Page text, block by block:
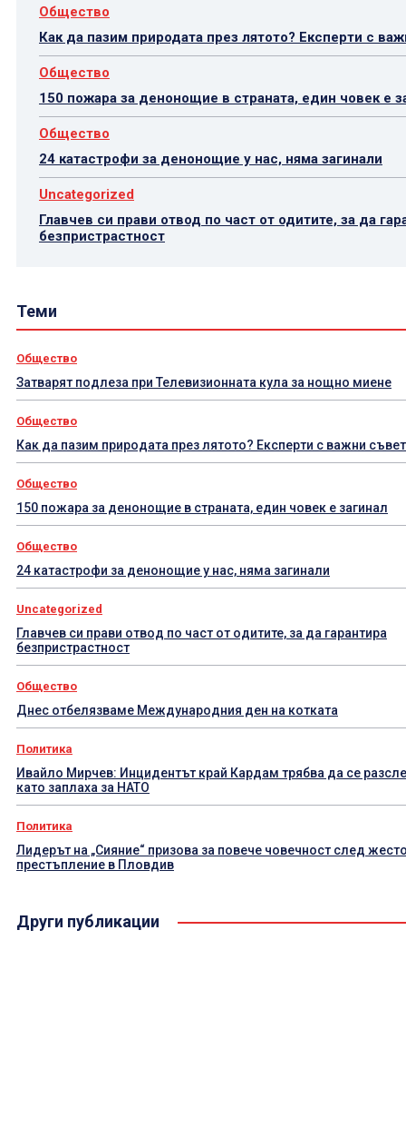
Общество
Как да пазим природата през лятото? Експерти с
Общество
150 пожара за денонощие в страната, един човек е
Общество
24 катастрофи за денонощие у нас, няма загинали
Uncategorized
Главчев си прави отвод по част от одитите, за да
безпристрастност
Теми
Общество
Затварят подлеза при Телевизионната кула за нощно миене
Общество
Как да пазим природата през лятото? Експерти с важни
Общество
150 пожара за денонощие в страната, един човек е загинал
Общество
24 катастрофи за денонощие у нас, няма загинали
Uncategorized
Главчев си прави отвод по част от одитите, за да гарантира
безпристрастност
Общество
Днес отбелязваме Международния ден на котката
Политика
Ивайло Мирчев: Инцидентът край Кардам трябва да се
като заплаха за НАТО
Политика
Лидерът на „Сияние“ призова за повече човечност след
престъпление в Пловдив
Други публикации